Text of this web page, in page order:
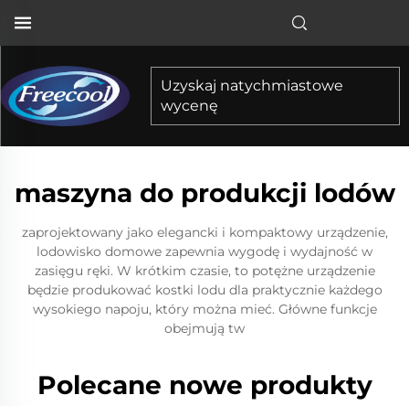
Uzyskaj natychmiastowe
wycenę
maszyna do produkcji lodów
zaprojektowany jako elegancki i kompaktowy urządzenie,
lodowisko domowe zapewnia wygodę i wydajność w
zasięgu ręki. W krótkim czasie, to potężne urządzenie
będzie produkować kostki lodu dla praktycznie każdego
wysokiego napoju, który można mieć. Główne funkcje
obejmują tw
Polecane nowe produkty